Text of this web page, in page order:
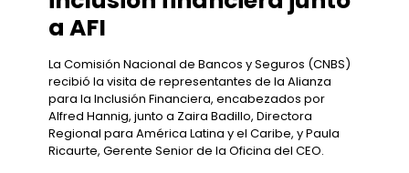
a AFI
La Comisión Nacional de Bancos y Seguros (CNBS)
recibió la visita de representantes de la Alianza
para la Inclusión Financiera, encabezados por
Alfred Hannig, junto a Zaira Badillo, Directora
Regional para América Latina y el Caribe, y Paula
Ricaurte, Gerente Senior de la Oficina del CEO.